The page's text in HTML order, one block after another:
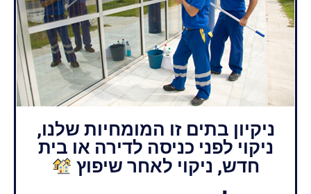
ניקיון בתים זו המומחיות שלנו,
ניקוי לפני כניסה לדירה או בית
חדש, ניקוי לאחר שיפוץ